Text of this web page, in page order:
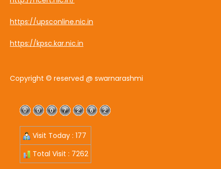
https://upsconline.nic.in
https://kpsc.kar.nic.in
Copyright © reserved @ swarnarashmi
Visit Today : 177
Total Visit : 7262